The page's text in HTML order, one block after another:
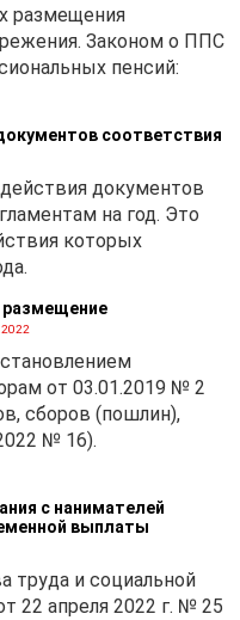
размещения
Законом о ППС
пенсий:
соответствия
документов
на год. Это
которых
размещение
от 03.01.2019 № 2
сборов (пошлин),
№ 16).
с нанимателей
выплаты
труда и социальной
22 апреля 2022 г. № 25